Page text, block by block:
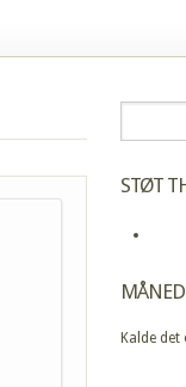
STØT
Kalde det